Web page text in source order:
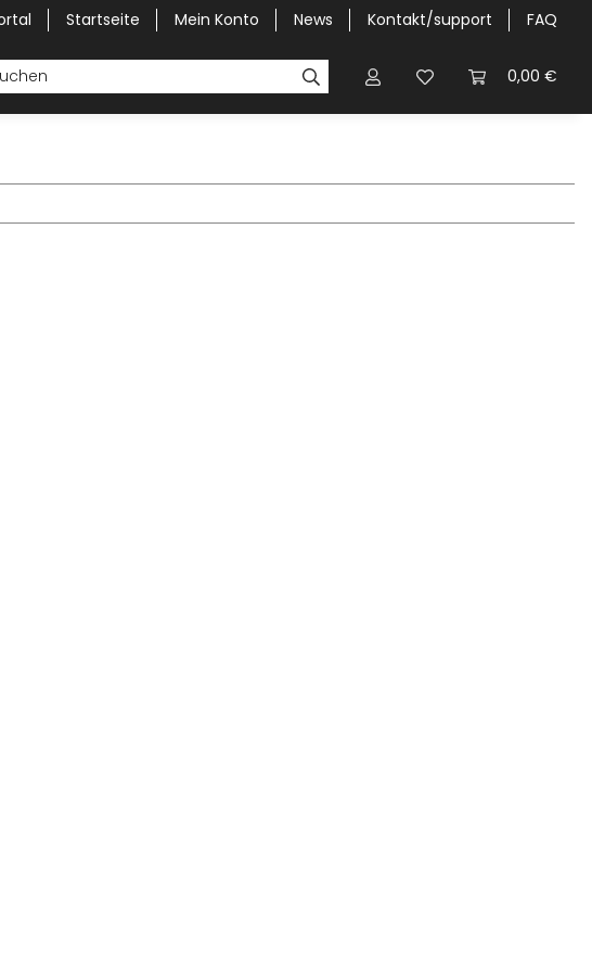
Startseite Mein Konto News Kontakt/support FAQ
0,00 €
Cover Halbgaragen / Kapuzen nach